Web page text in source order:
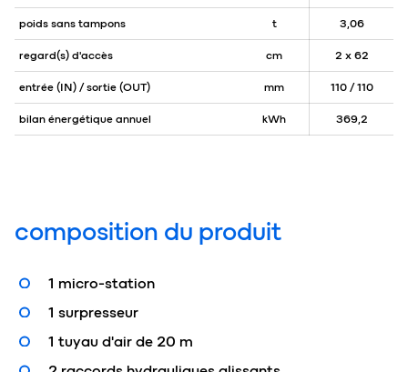
poids sans tampons t 3,06
regard(s) d'accès cm 2 x 62
entrée (IN) / sortie (OUT) mm 110 / 110
bilan énergétique annuel kWh 369,2
composition du produit
1 micro-station
1 surpresseur
1 tuyau d'air de 20 m